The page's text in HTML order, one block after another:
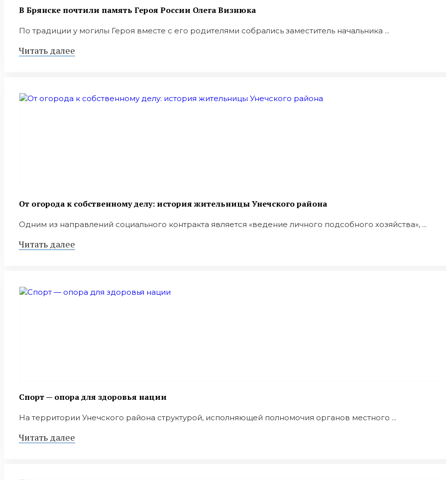
В Брянске почтили память Героя России Олега Визнюка
По традиции у могилы Героя вместе с его родителями собрались заместитель начальника ...
Читать далее
От огорода к собственному делу: история жительницы Унечского района
Одним из направлений социального контракта является «ведение личного подсобного хозяйства», ...
Читать далее
Спорт — опора для здоровья нации
На территории Унечского района структурой, исполняющей полномочия органов местного ...
Читать далее